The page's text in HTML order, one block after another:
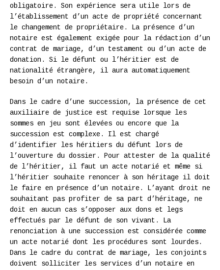
obligatoire. Son expérience sera utile lors de
l’établissement d’un acte de propriété concernant
le changement de propriétaire. La présence d’un
notaire est également exigée pour la rédaction d’un
contrat de mariage, d’un testament ou d’un acte de
donation. Si le défunt ou l’héritier est de
nationalité étrangère, il aura automatiquement
besoin d’un notaire.
Dans le cadre d’une succession, la présence de cet
auxiliaire de justice est requise lorsque les
sommes en jeu sont élevées ou encore que la
succession est complexe. Il est chargé
d’identifier les héritiers du défunt lors de
l’ouverture du dossier. Pour attester de la qualité
de l’héritier, il faut un acte notarié et même si
l’héritier souhaite renoncer à son héritage il doit
le faire en présence d’un notaire. L’ayant droit ne
souhaitant pas profiter de sa part d’héritage, ne
doit en aucun cas s’opposer aux dons et legs
effectués par le défunt de son vivant. La
renonciation à une succession est considérée comme
un acte notarié dont les procédures sont lourdes.
Dans le cadre du contrat de mariage, les conjoints
doivent solliciter les services d’un notaire en